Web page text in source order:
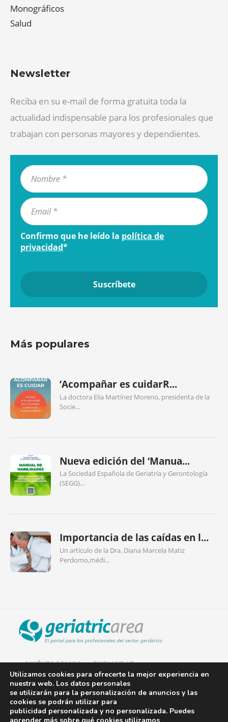
Monográficos
Salud
Newsletter
Reciba en su e-mail de forma gratuita toda la
actualidad indispensable para los profesionales que
trabajan con personas mayores y dependientes.
Confirmo que he leído la política de
privacidad*
Más populares
‘Acompañar es cuidarR...
La doctora Elia Martínez Moreno, presidenta de la
Socie...
Nueva edición del ‘Manua...
La Sociedad Española de Geriatría y Gerontología
(SEGG)...
Importancia de las caídas en l...
Un artículo de la Dra. Diana Marcela Matiz
Perdomo,médi...
QUIÉNES SOMOS PUBLICIDAD
AVISO LEGAL
POLÍTICA DE COOKIES
Utilizamos cookies para ofrecerte la mejor experiencia en
nuestra web. Los datos personales
se utilizarán para la personalización de anuncios y las
cookies se podrán utilizar para
publicidad personalizada y no personalizada. Puedes